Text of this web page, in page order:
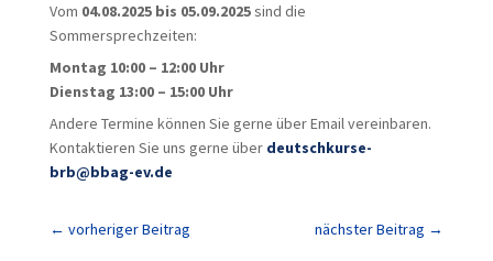
Vom 04.08.2025 bis 05.09.2025sind die
Sommersprechzeiten:
Montag 10:00 – 12:00 Uhr
Dienstag 13:00 – 15:00 Uhr
Andere Termine können Sie gerne über Email vereinbaren.
Kontaktieren Sie uns gerne über deutschkurse-
brb@bbag-ev.de
← vorheriger Beitrag nächster Beitrag →